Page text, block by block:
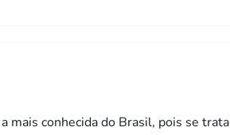
mais conhecida do Brasil, pois se trata